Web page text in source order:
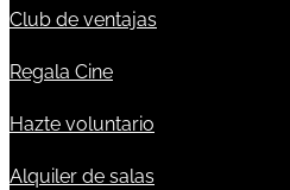
Club de ventajas
Regala Cine
Hazte voluntario
Alquiler de salas